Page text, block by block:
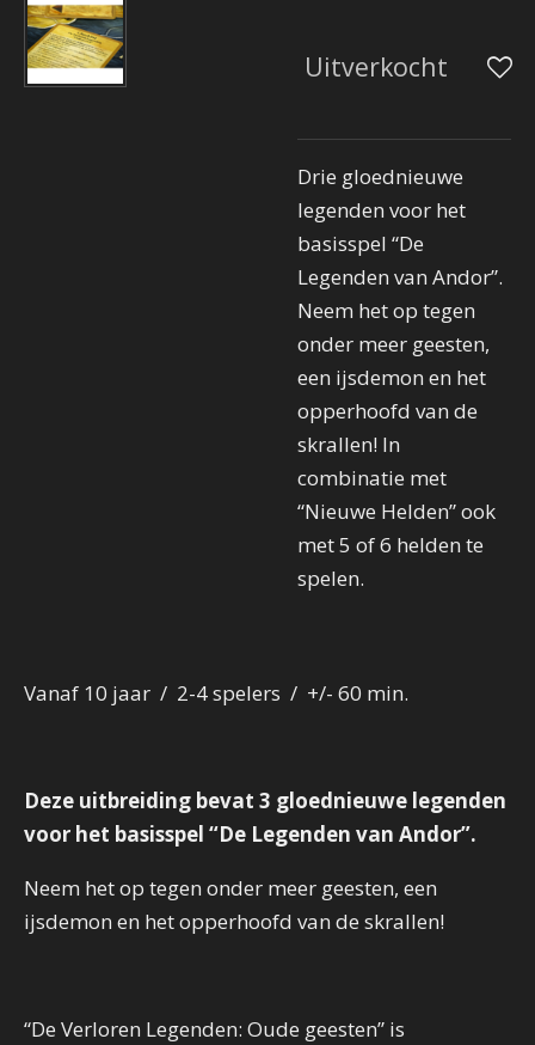
Uitverkocht
Drie gloednieuwe
legenden voor het
basisspel “De
Legenden van Andor”.
Neem het op tegen
onder meer geesten,
een ijsdemon en het
opperhoofd van de
skrallen! In
combinatie met
“Nieuwe Helden” ook
met 5 of 6 helden te
spelen.
Vanaf 10 jaar / 2-4 spelers / +/- 60 min.
Deze uitbreiding bevat 3 gloednieuwe legenden
voor het basisspel “De Legenden van Andor”.
Neem het op tegen onder meer geesten, een
ijsdemon en het opperhoofd van de skrallen!
“De Verloren Legenden: Oude geesten” is